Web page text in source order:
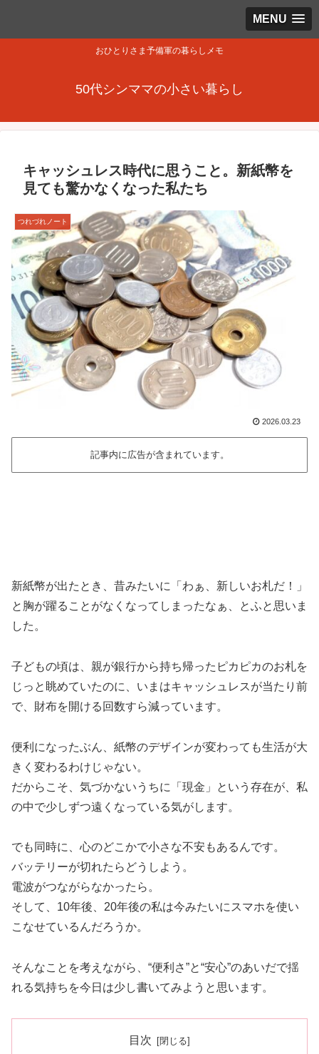
MENU
おひとりさま予備軍の暮らしメモ
50代シンママの小さい暮らし
キャッシュレス時代に思うこと。新紙幣を
見ても驚かなくなった私たち
つれづれノート
2026.03.23
記事内に広告が含まれています。
新紙幣が出たとき、昔みたいに「わぁ、新しいお札だ！」
と胸が躍ることがなくなってしまったなぁ、とふと思いま
した。
子どもの頃は、親が銀行から持ち帰ったピカピカのお札を
じっと眺めていたのに、いまはキャッシュレスが当たり前
で、財布を開ける回数すら減っています。
便利になったぶん、紙幣のデザインが変わっても生活が大
きく変わるわけじゃない。
だからこそ、気づかないうちに「現金」という存在が、私
の中で少しずつ遠くなっている気がします。
でも同時に、心のどこかで小さな不安もあるんです。
バッテリーが切れたらどうしよう。
電波がつながらなかったら。
そして、10年後、20年後の私は今みたいにスマホを使い
こなせているんだろうか。
そんなことを考えながら、“便利さ”と“安心”のあいだで揺
れる気持ちを今日は少し書いてみようと思います。
目次